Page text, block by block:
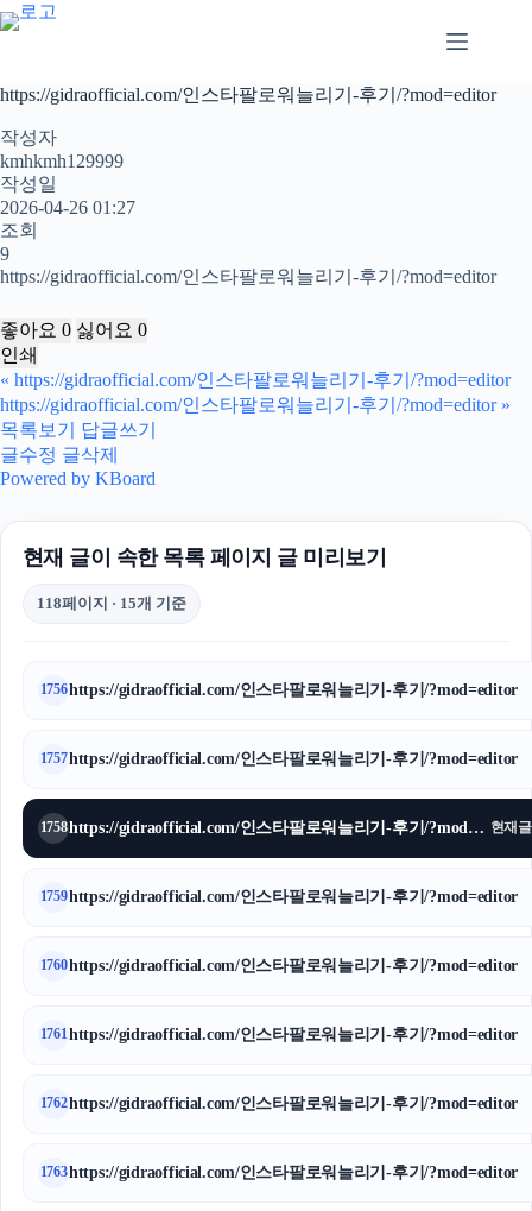
본
문
로
너
뛰
기
https://gidraofficial.com/인스타팔로워늘리기-후기/?mod=editor
작성자
kmhkmh129999
작성일
2026-04-26 01:27
조회
9
https://gidraofficial.com/인스타팔로워늘리기-후기/?mod=editor
좋아요 0 싫어요 0
인쇄
« https://gidraofficial.com/인스타팔로워늘리기-후기/?mod=editor
https://gidraofficial.com/인스타팔로워늘리기-후기/?mod=editor »
목록보기
답글쓰기
글수정 글삭제
Powered by KBoard
현재 글이 속한 목록 페이지 글 미리보기
118페이지 · 15개 기준
1756https://gidraofficial.com/인스타팔로워늘리기-후기/?mod=editor
1757https://gidraofficial.com/인스타팔로워늘리기-후기/?mod=editor
1758 https://gidraofficial.com/인스타팔로워늘리기-후기/?mod=editor 현재글
1759https://gidraofficial.com/인스타팔로워늘리기-후기/?mod=editor
1760https://gidraofficial.com/인스타팔로워늘리기-후기/?mod=editor
1761https://gidraofficial.com/인스타팔로워늘리기-후기/?mod=editor
1762https://gidraofficial.com/인스타팔로워늘리기-후기/?mod=editor
1763https://gidraofficial.com/인스타팔로워늘리기-후기/?mod=editor